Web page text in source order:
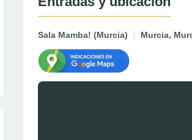
Sala Mamba! (Murcia) Murcia,